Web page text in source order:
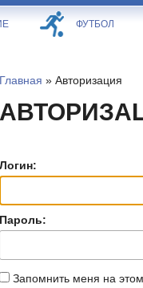
ФУТБОЛ
Главная » Авторизация
Логин:
Пароль:
Запомнить меня на